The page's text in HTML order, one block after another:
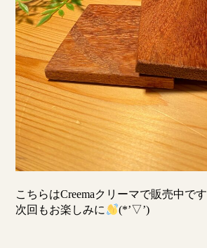
こちらはCreemaクリーマで販売中です
次回もお楽しみに
(*’▽’)